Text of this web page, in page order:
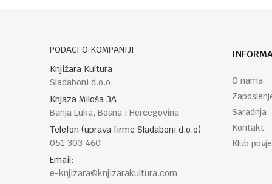
PODACI O KOMPANIJI
Knjižara Kultura
Sladaboni d.o.o.
Knjaza Miloša 3A
Banja Luka, Bosna i Hercegovina
Telefon (uprava firme Sladaboni d.o.o)
051 303 460
Email:
e-knjizara@knjizarakultura.com
O nama
Saradnja
Kontakt
Klub